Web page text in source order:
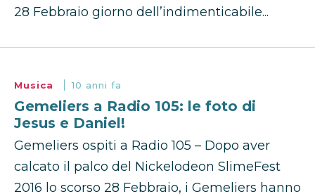
28 Febbraio giorno dell’indimenticabile...
Musica 10 anni fa
Gemeliers a Radio 105: le foto di
Jesus e Daniel!
Gemeliers ospiti a Radio 105 – Dopo aver
calcato il palco del Nickelodeon SlimeFest
2016 lo scorso 28 Febbraio, i Gemeliers hanno